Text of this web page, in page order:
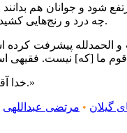
شود و جوانان هم
چه درد و رنج‌هایی کشیده شده تا الان که به راحتی می‌توان در مقابل آمریکا حرف زد.
و الحمدلله پیشرفت
خدا آقای خامنه‌ای را سلامت بدارد به حق پنج تن، ‌به حق آیات قرآن.»
گیلان • مرتضی عبداللهی